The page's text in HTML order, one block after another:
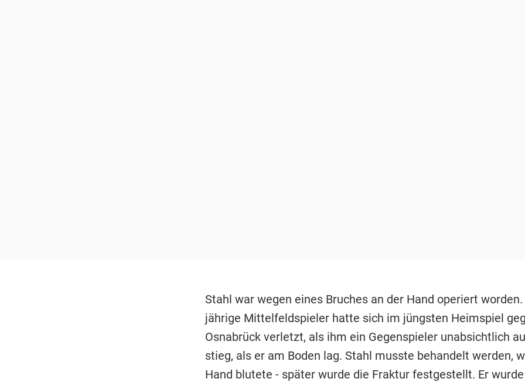
Stahl war wegen eines Bruches an der Hand operiert worden.
jährige Mittelfeldspieler hatte sich im jüngsten Heimspiel
Osnabrück verletzt, als ihm ein Gegenspieler unabsichtlich
stieg, als er am Boden lag. Stahl musste behandelt werden,
Hand blutete - später wurde die Fraktur festgestellt. Er wurde